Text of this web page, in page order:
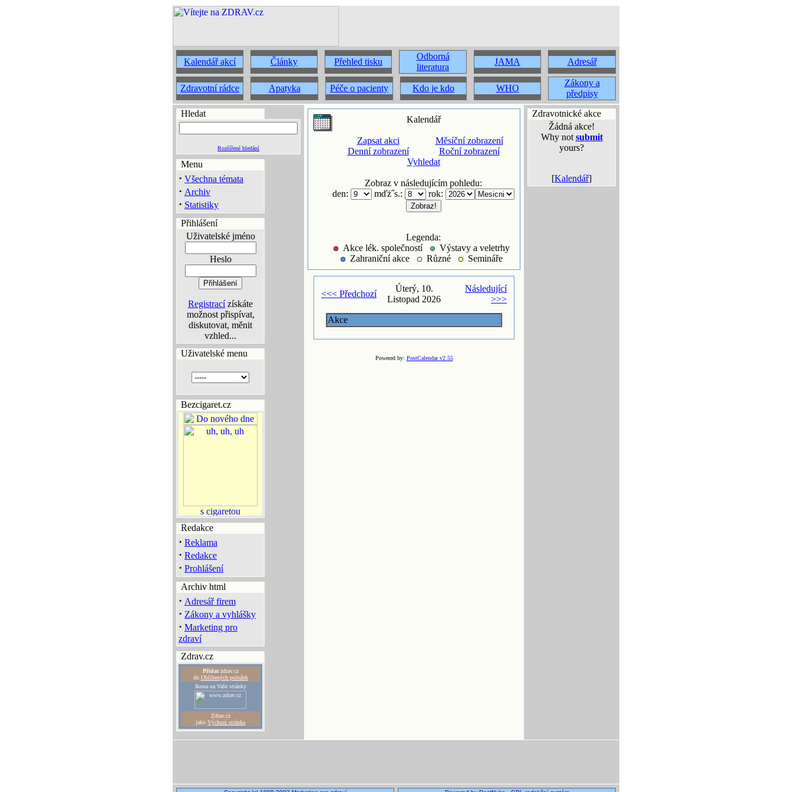
Kalendář akcí Články Přehled tisku
Odborná
literatura
JAMA Adresář
Zdravotní rádce Apatyka Péče o pacienty Kdo je kdo WHO
Zákony a
předpisy
Hledat
Rozšířené hledání
Menu
· Všechna témata
· Archiv
· Statistiky
Přihlášení
Uživatelské jméno
Heslo
Registracízískáte
možnost přispívat,
diskutovat, měnit
vzhled...
Uživatelské menu
Bezcigaret.cz
Redakce
· Reklama
· Redakce
· Prohlášení
Archiv html
· Adresář firem
· Zákony a vyhlášky
· Marketing pro
zdraví
Zdrav.cz
Přidatzdrav.cz
do Oblíbených položek
Ikona na Vaše stránky
Zdrav.cz
jako Výchozí stránka
Kalendář
Zapsat akci
Denní zobrazení
Měsíční zobrazení
Roční zobrazení
Vyhledat
Zobraz v následujícím pohledu:
den:
mďż˝s.: rok:
Legenda:
Akce lék. společností
Výstavy a veletrhy
Zahraniční akce
Různé Semináře
<<< Předchozí
Úterý, 10.
Listopad 2026
Následující
>>>
Akce
Powered by: PostCalendar v2.55
Zdravotnické akce
Žádná akce!
Why not submit
yours?
[Kalendář]